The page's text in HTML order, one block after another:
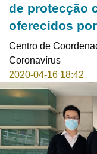
de protecção
oferecidos
Centro de
Coronavírus
2020-04-16 18:42